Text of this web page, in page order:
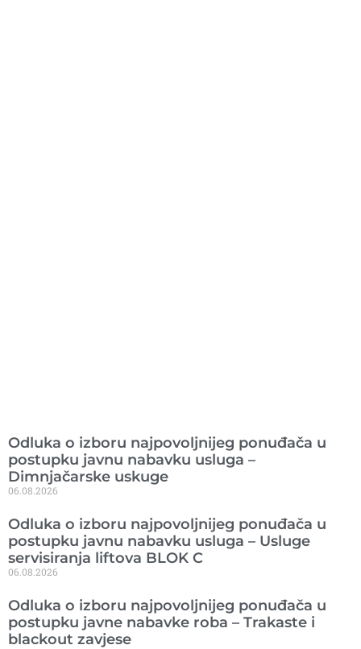
Odluka o izboru najpovoljnijeg ponuđača u
postupku javnu nabavku usluga –
Dimnjačarske uskuge
06.08.2026
Odluka o izboru najpovoljnijeg ponuđača u
postupku javnu nabavku usluga – Usluge
servisiranja liftova BLOK C
06.08.2026
Odluka o izboru najpovoljnijeg ponuđača u
postupku javne nabavke roba – Trakaste i
blackout zavjese